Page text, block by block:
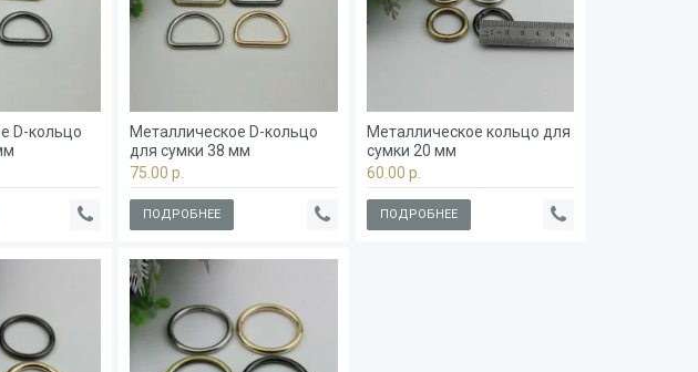
D-кольцо
Металлическое D-кольцо
для сумки 38 мм
75.00 р.
ПОДРОБНЕЕ
Металлическое кольцо для
сумки 20 мм
60.00 р.
ПОДРОБНЕЕ